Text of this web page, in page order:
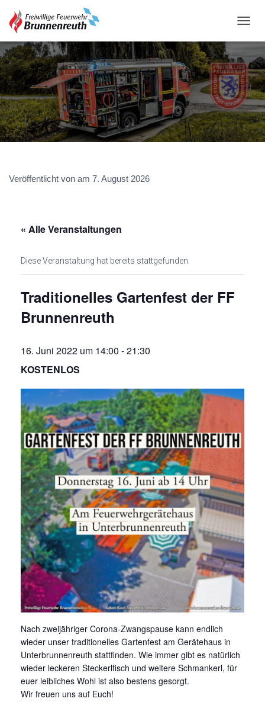
A
I
G
A
T
I
O
N
U
Veröffentlicht von am 7. August 2026
« Alle Veranstaltungen
Diese Veranstaltung hat bereits stattgefunden.
Traditionelles Gartenfest der FF
Brunnenreuth
16. Juni 2022 um 14:00 -21:30
KOSTENLOS
Nach zweijähriger Corona-Zwangspause kann endlich
wieder unser traditionelles Gartenfest am Gerätehaus in
Unterbrunnenreuth stattfinden. Wie immer gibt es natürlich
wieder leckeren Steckerlfisch und weitere Schmankerl, für
euer leibliches Wohl ist also bestens gesorgt.
Wir freuen uns auf Euch!